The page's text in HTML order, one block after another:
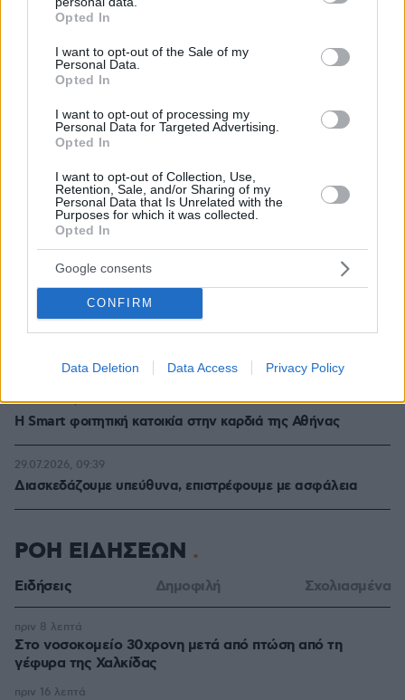
grant or deny consent to Google and its third-party tags to
use your data for below specified purposes in below Google
consent section.
Opted In
I want to opt-out of the Sale of my
Personal Data.
Opted In
I want to opt-out of processing my
Personal Data for Targeted Advertising.
Opted In
I want to opt-out of Collection, Use,
Retention, Sale, and/or Sharing of my
Personal Data that Is Unrelated with the
Purposes for which it was collected.
Opted In
Google consents
CONFIRM
Data Deletion Data Access Privacy Policy
Το DEI College παρουσιάζει τη Sophia. Την πρώτη 24/7
30.07.2026, 09:33
Η Smart φοιτητική κατοικία στην καρδιά της Αθήνας
03.08.2026, 10:56
Διασκεδάζουμε υπεύθυνα, επιστρέφουμε με ασφάλεια
29.07.2026, 09:39
ΡΟΗ ΕΙΔΗΣΕΩΝ
Ειδήσεις Δημοφιλή Σχολιασμένα
Στο νοσοκομείο 30χρονη μετά από πτώση από τη
γέφυρα της Χαλκίδας
πριν 8 λεπτά
πριν 16 λεπτά